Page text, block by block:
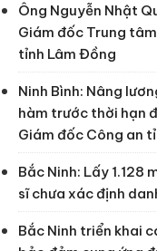
Ông Nguyễn Nhật
Giám đốc Trung
tỉnh Lâm Đồng
Ninh Bình: Nâng
hàm trước thời hạn
Giám đốc Công an
Bắc Ninh: Lấy 1.128
sĩ chưa xác định
Bắc Ninh triển khai